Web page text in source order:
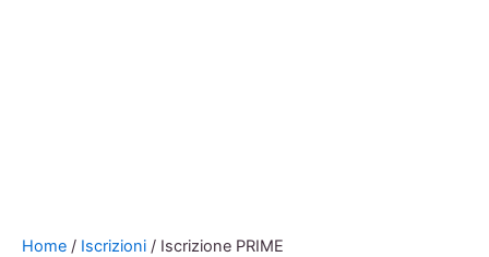
Home / Iscrizioni / Iscrizione PRIME